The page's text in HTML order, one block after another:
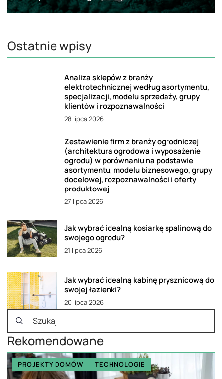
Ostatnie wpisy
Analiza sklepów z branży
elektrotechnicznej według asortymentu,
specjalizacji, modelu sprzedaży, grupy
klientów i rozpoznawalności
28 lipca 2026
Zestawienie firm z branży ogrodniczej
(architektura ogrodowa i wyposażenie
ogrodu) w porównaniu na podstawie
asortymentu, modelu biznesowego, grupy
docelowej, rozpoznawalności i oferty
produktowej
27 lipca 2026
Jak wybrać idealną kosiarkę spalinową do
swojego ogrodu?
21 lipca 2026
Jak wybrać idealną kabinę prysznicową do
swojej łazienki?
20 lipca 2026
Rekomendowane
PROJEKTY DOMÓW TECHNOLOGIE